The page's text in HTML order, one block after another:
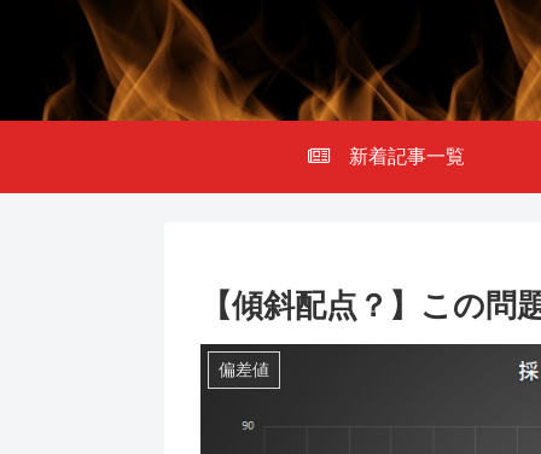
新着記事一覧
【傾斜配点？】この
偏差値